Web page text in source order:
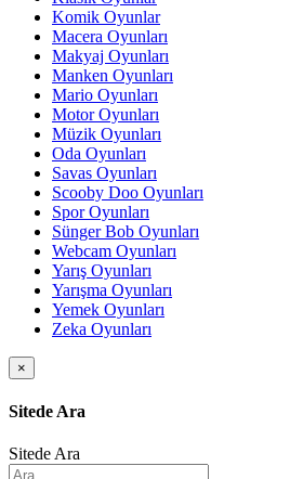
Komik Oyunlar
Macera Oyunları
Makyaj Oyunları
Manken Oyunları
Mario Oyunları
Motor Oyunları
Müzik Oyunları
Oda Oyunları
Savas Oyunları
Scooby Doo Oyunları
Spor Oyunları
Sünger Bob Oyunları
Webcam Oyunları
Yarış Oyunları
Yarışma Oyunları
Yemek Oyunları
Zeka Oyunları
×
Sitede Ara
Sitede Ara